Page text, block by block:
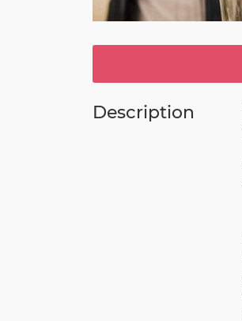
Description